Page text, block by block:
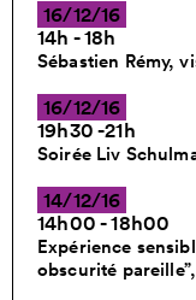
16/12/16
14h - 18h
Sébastien Rémy,
16/12/16
19h30 -21h
Soirée Liv
14/12/16
14h00 - 18h00
Expérience
obscurité